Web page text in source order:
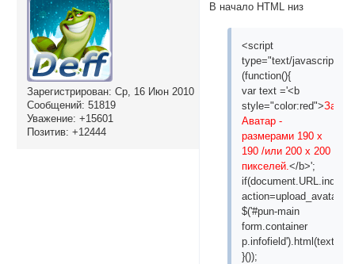
Зарегистрирован: Ср, 16 Июн 2010
Сообщений: 51819
Уважение: +15601
Позитив: +12444
В начало HTML низ
<script
type="text/javascript">
(function(){
var text ='<b
style="color:red">
Аватар -
размерами 190 x
190 /или 200 х 200
пикселей.</b>';
$('#pun-main
form.container
p.infofield').html(text);
}());